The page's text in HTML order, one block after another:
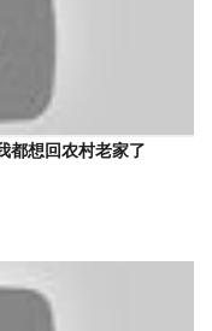
都想回农村老家了